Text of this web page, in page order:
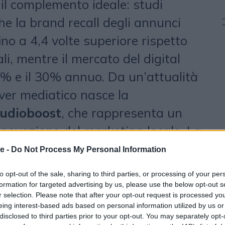
- Do Not Process My Personal Information
opt-out of the sale, sharing to third parties, or processing of your
for targeted advertising by us, please use the below opt-out
selection. Please note that after your opt-out request is processed
interest-based ads based on personal information utilized by us
to third parties prior to your opt-out. You may separately
complemento ideale: studi
la brand recall degli annunci
a 4,4 volte superiore rispetto
mentre il mercato del digital
e il 30% annuo. Da un’attualità
mediatico nasce la
, che rappresenta un
del marketing locale. La
Cristina Pianura, mette a
inventory di audio local
perfettamente integrabile con
di Locala. La sinergia consente
audio personalizzate e di